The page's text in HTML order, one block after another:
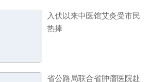
入伏以来中医馆艾灸受市民
热捧
省公路局联合省肿瘤医院赴